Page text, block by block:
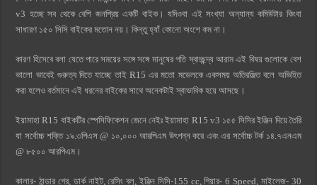
v3 হচ্ছে সব থেকে বেশি জনপ্রিয় একটি বাইক। যদিওবা এই সংখ্যা অন্যান্য কমিউটার কিংবা
সাধারণ ১৫০ সিসি বাইকের মতোন নয়। কিন্তু হ্যাঁ কোনো অংশে কম না।
কারণ হিসেবে বলা যেতে পারে সময়ের সঙ্গে সঙ্গে মানুষের গতি স্বাচ্ছন্দ্য আরাম এই বিষয় গুলােকে বেশ
ভালো ভাবেই গুরুত্ব দিতে যাচ্ছে তাই R15 এর মতো মডেলকে একসময় অতিরঞ্জিত বলে অভিহিত
করা হলেও বর্তমানে এই ধরনের বাইকের সাথে অনেকটাই স্বাভাবিক হয়ে আসছে।
ইয়ামাহা R15 বাইকটির স্পেসিফিকেশন জেনে নেইঃ ইয়ামাহা R15 v3 ১৫৫ সিসির ইঞ্জিন দিয়ে তৈরি
যা সর্বোচ্চ শক্তি ১৯.৩পিএস @ ১০,০০০ আরপিএম উৎপন্ন করে এবং এর সর্বোচ্চ টর্ক ১৪.৭এনএম
@ ৮৫০০ আরপিএম।
কালার- ঠান্ডার গ্রে, ডার্ক নাইট, রেসিং ব্লু, ইঞ্জিন সিসি-155 cc, গিয়ার- 6 Speed, মাইলেজ- 30